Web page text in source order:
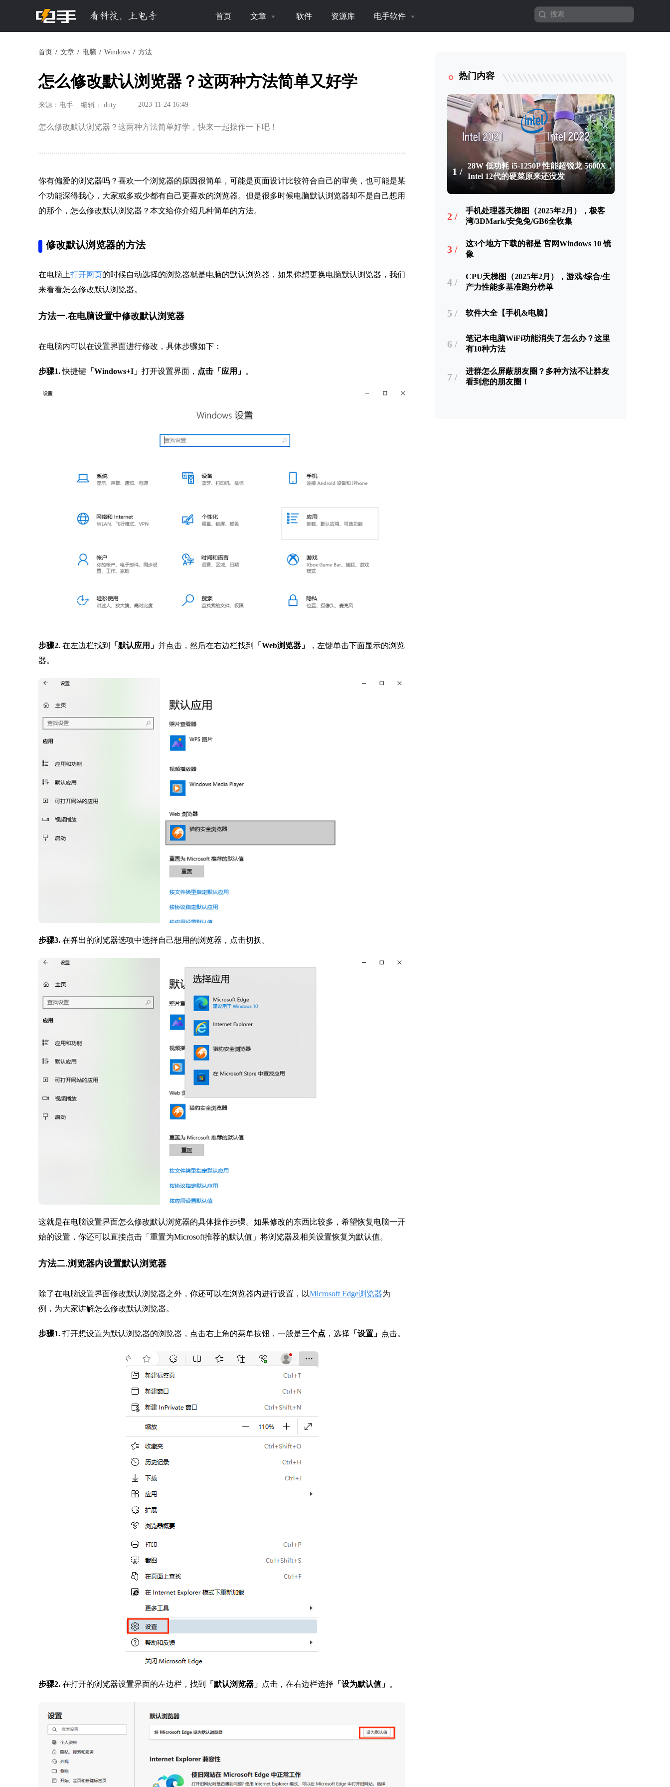
首页 文章 软件 资源库 电手软件
首页 文章 电脑 Windows 方法
怎么修改默认浏览器？这两种方法简单又好学
来源：电手 编辑： duty 2023-11-24 16:49
怎么修改默认浏览器？这两种方法简单好学，快来一起操作一下吧！
你有偏爱的浏览器吗？喜欢一个浏览器的原因很简单，可能是页面设计比较符合自己的审美，也可能是某
个功能深得我心，大家或多或少都有自己更喜欢的浏览器。但是很多时候电脑默认浏览器却不是自己想用
的那个，怎么修改默认浏览器？本文给你介绍几种简单的方法。
修改默认浏览器的方法
在电脑上打开网页的时候自动选择的浏览器就是电脑的默认浏览器，如果你想更换电脑默认浏览器，我们
来看看怎么修改默认浏览器。
方法一.在电脑设置中修改默认浏览器
在电脑内可以在设置界面进行修改，具体步骤如下：
步骤1.快捷键 「Windows+I」 打开设置界面， 点击「应用」 。
步骤2. 在左边栏找到 「默认应用」 并点击，然后在右边栏找到 「Web浏览器」
，左键单击下面显示的浏览
器。
步骤3. 在弹出的浏览器选项中选择自己想用的浏览器，点击切换。
这就是在电脑设置界面怎么修改默认浏览器的具体操作步骤。如果修改的东西比较多，希望恢复电脑一开
始的设置，你还可以直接点击「重置为Microsoft推荐的默认值」将浏览器及相关设置恢复为默认值。
方法二.浏览器内设置默认浏览器
除了在电脑设置界面修改默认浏览器之外，你还可以在浏览器内进行设置，以Microsoft Edge浏览器为
例，为大家讲解怎么修改默认浏览器。
步骤1. 打开想设置为默认浏览器的浏览器，点击右上角的菜单按钮，一般是三个点 ，选择 「设置」 点击。
步骤2. 在打开的浏览器设置界面的左边栏，找到 「默认浏览器」 点击，在右边栏选择 「设为默认值」 。
热门内容
1 /
28W 低功耗 i5-1250P 性能超锐龙 5600X，
Intel 12代的硬菜原来还没发
2 /
手机处理器天梯图（2025年2月），极客
湾/3DMark/安兔兔/GB6全收集
3 /
这3个地方下载的都是 官网Windows 10 镜
像
4 /
CPU天梯图（2025年2月），游戏/综合/生
产力性能多基准跑分榜单
5 / 软件大全【手机&电脑】
6 /
笔记本电脑WiFi功能消失了怎么办？这里
有10种方法
7 /
进群怎么屏蔽朋友圈？多种方法不让群友
看到您的朋友圈！